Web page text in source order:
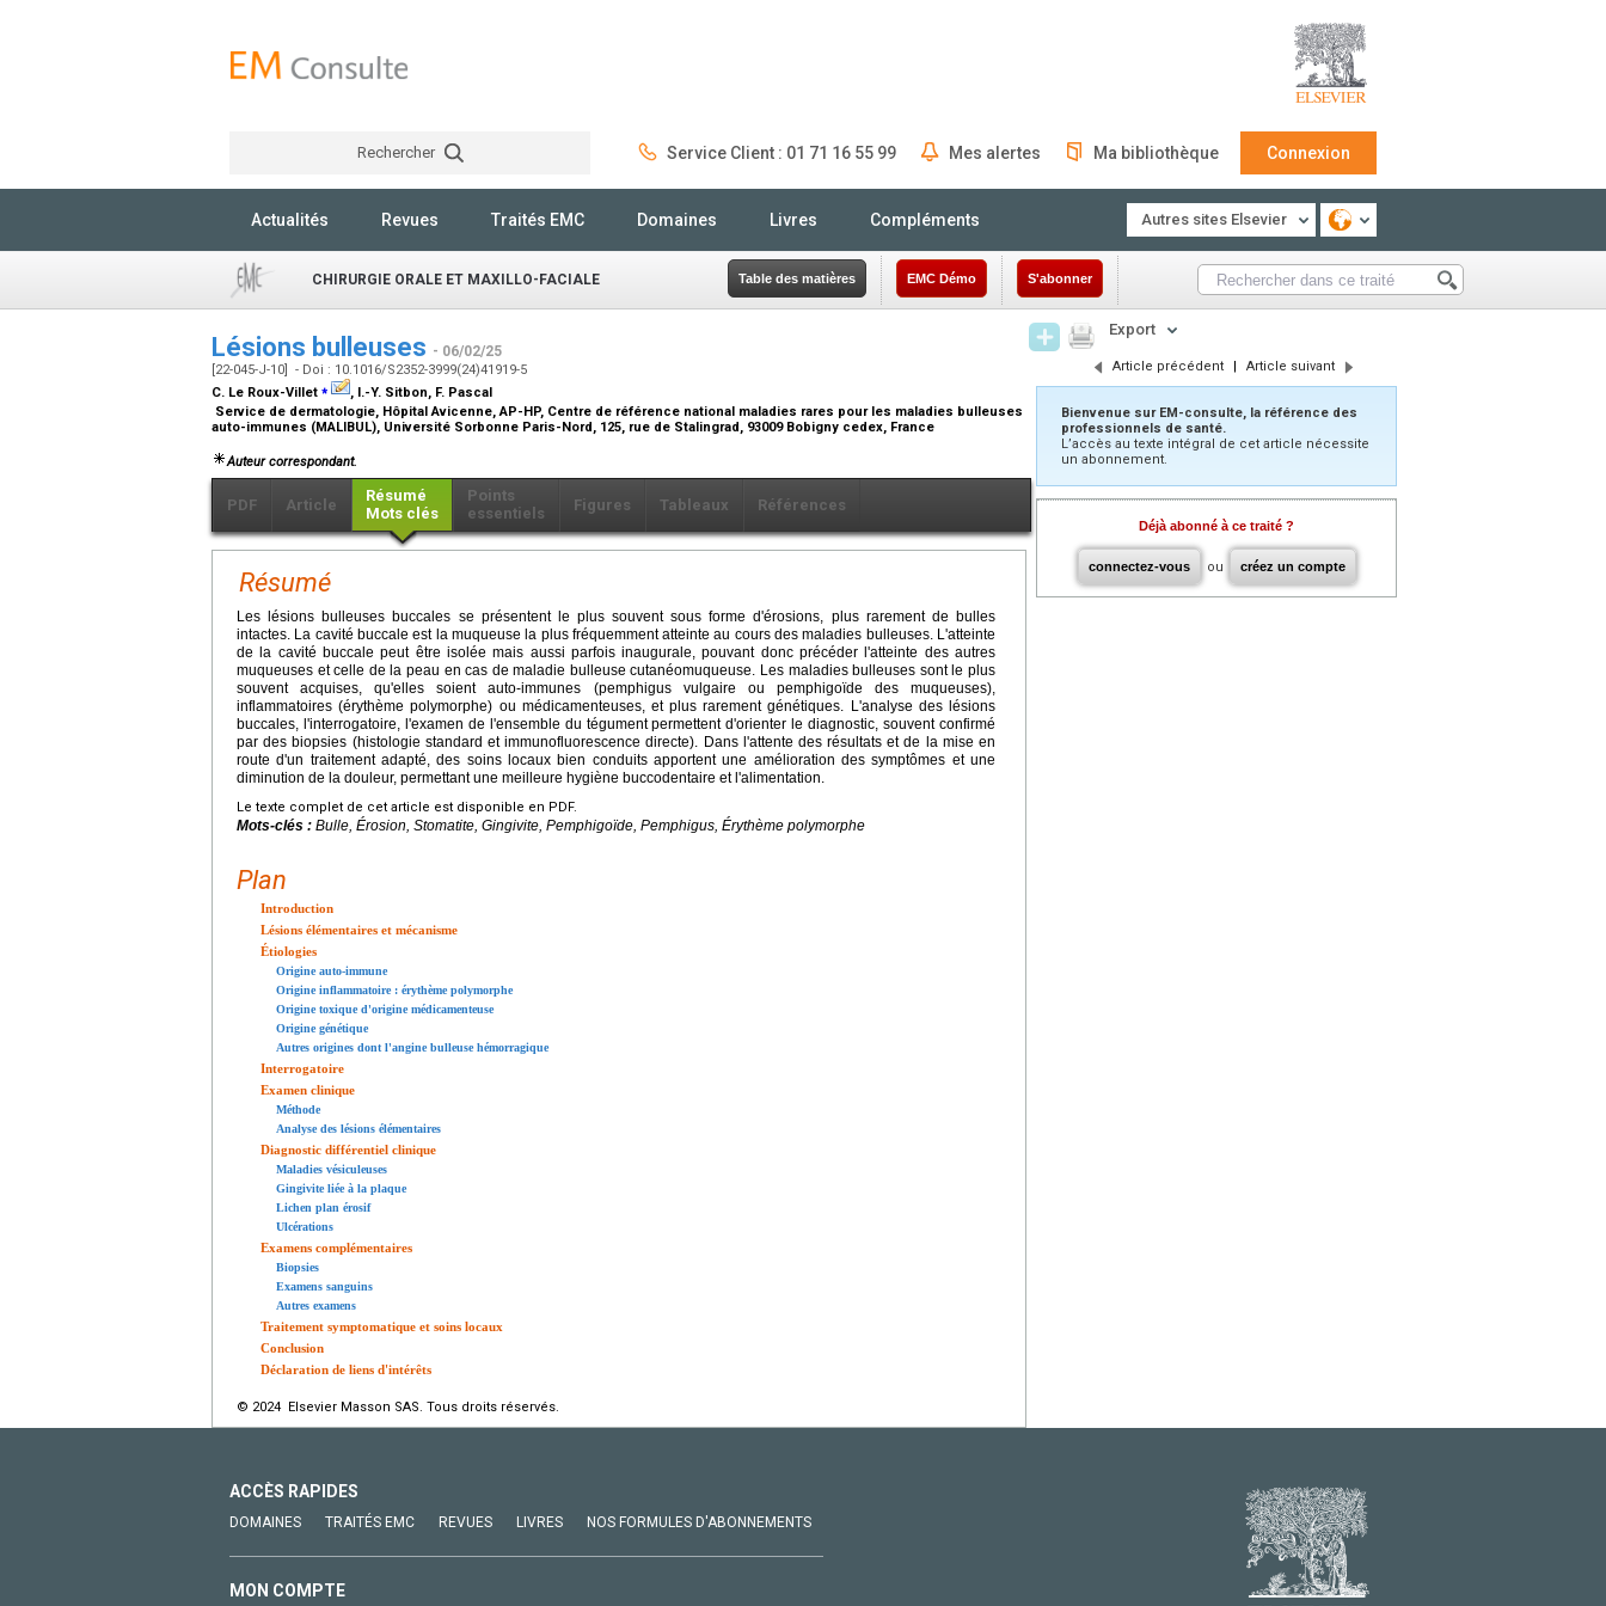
Rechercher Service Client : 01 71 16 55 99 Mes alertes Ma bibliothèque Connexion
Actualités Revues Traités EMC Domaines Livres Compléments Autres sites Elsevier
CHIRURGIE ORALE ET MAXILLO-FACIALE Table des matières EMC Démo S'abonner
Lésions bulleuses - 06/02/25
[22-045-J-10] - Doi : 10.1016/S2352-3999(24)41919-5
C. Le Roux-Villet ⁎
, I.-Y. Sitbon, F. Pascal
Service de dermatologie, Hôpital Avicenne, AP-HP, Centre de référence national maladies rares pour les maladies bulleuses
auto-immunes (MALIBUL), Université Sorbonne Paris-Nord, 125, rue de Stalingrad, 93009 Bobigny cedex, France
Auteur correspondant.
PDF Article
Résumé
Mots clés
Points
essentiels
Figures Tableaux Références
Résumé
Les lésions bulleuses buccales se présentent le plus souvent sous forme d'érosions, plus rarement de bulles
intactes. La cavité buccale est la muqueuse la plus fréquemment atteinte au cours des maladies bulleuses. L'atteinte
de la cavité buccale peut être isolée mais aussi parfois inaugurale, pouvant donc précéder l'atteinte des autres
muqueuses et celle de la peau en cas de maladie bulleuse cutanéomuqueuse. Les maladies bulleuses sont le plus
souvent acquises, qu'elles soient auto-immunes (pemphigus vulgaire ou pemphigoïde des muqueuses),
inflammatoires (érythème polymorphe) ou médicamenteuses, et plus rarement génétiques. L'analyse des lésions
buccales, l'interrogatoire, l'examen de l'ensemble du tégument permettent d'orienter le diagnostic, souvent confirmé
par des biopsies (histologie standard et immunofluorescence directe). Dans l'attente des résultats et de la mise en
route d'un traitement adapté, des soins locaux bien conduits apportent une amélioration des symptômes et une
diminution de la douleur, permettant une meilleure hygiène buccodentaire et l'alimentation.
Le texte complet de cet article est disponible en PDF.
Mots-clés : Bulle, Érosion, Stomatite, Gingivite, Pemphigoïde, Pemphigus, Érythème polymorphe
Plan
Introduction
Lésions élémentaires et mécanisme
Étiologies
Origine auto-immune
Origine inflammatoire : érythème polymorphe
Origine toxique d'origine médicamenteuse
Origine génétique
Autres origines dont l'angine bulleuse hémorragique
Interrogatoire
Examen clinique
Méthode
Analyse des lésions élémentaires
Diagnostic différentiel clinique
Maladies vésiculeuses
Gingivite liée à la plaque
Lichen plan érosif
Ulcérations
Examens complémentaires
Biopsies
Examens sanguins
Autres examens
Traitement symptomatique et soins locaux
Conclusion
Déclaration de liens d'intérêts
© 2024 Elsevier Masson SAS. Tous droits réservés.
Export
Article précédent | Article suivant
Bienvenue sur EM-consulte, la référence des
professionnels de santé.
L’accès au texte intégral de cet article nécessite
un abonnement.
Déjà abonné à ce traité ?
connectez-vous ou créez un compte
ACCÈS RAPIDES
DOMAINES TRAITÉS EMC REVUES LIVRES NOS FORMULES D'ABONNEMENTS
MON COMPTE